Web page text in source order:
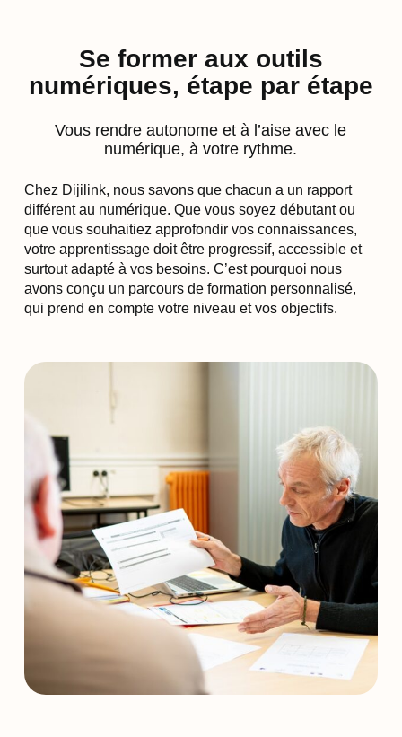
Se former aux outils
numériques, étape par étape
Vous rendre autonome et à l’aise avec le
numérique, à votre rythme.
Chez Dijilink, nous savons que chacun a un rapport
différent au numérique. Que vous soyez débutant ou
que vous souhaitiez approfondir vos connaissances,
votre apprentissage doit être progressif, accessible et
surtout adapté à vos besoins. C’est pourquoi nous
avons conçu un parcours de formation personnalisé,
qui prend en compte votre niveau et vos objectifs.